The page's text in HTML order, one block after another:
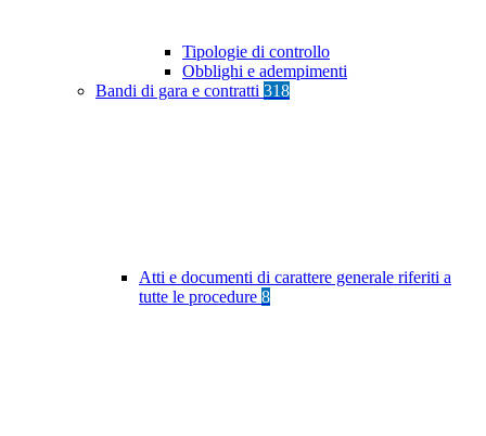
Tipologie di controllo
Obblighi e adempimenti
Bandi di gara e contratti 318
Atti e documenti di carattere generale riferiti a
tutte le procedure 8